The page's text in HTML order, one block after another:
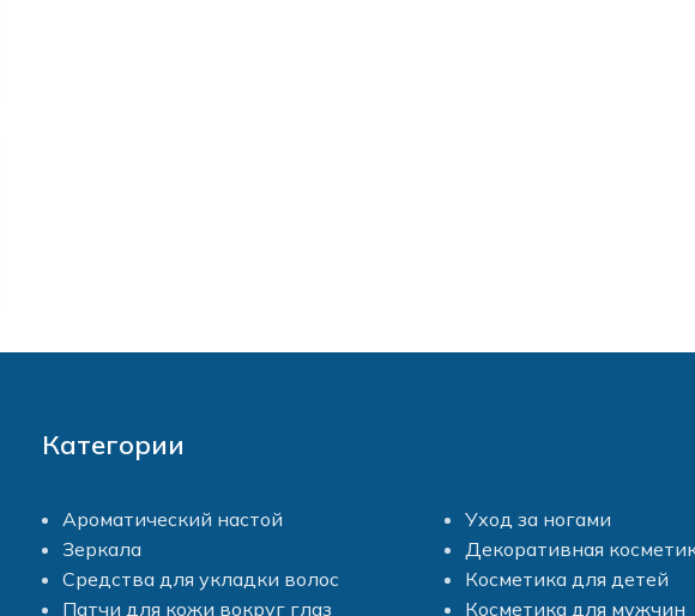
Категории
Ароматический настой
Зеркала
Средства для укладки волос
Патчи для кожи вокруг глаз
Уход за ногами
Декоративная
Косметика для детей
Косметика для мужчин